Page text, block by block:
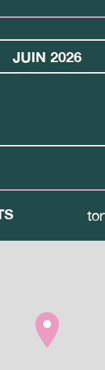
JUIN 2026